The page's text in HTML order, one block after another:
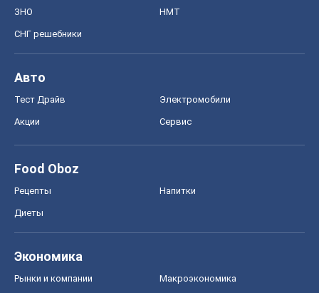
ЗНО НМТ
СНГ решебники
Авто
Тест Драйв Электромобили
Акции Сервис
Food Oboz
Рецепты Напитки
Диеты
Экономика
Рынки и компании Mакроэкономика